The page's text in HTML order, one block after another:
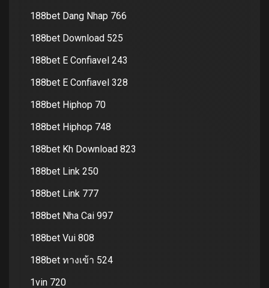
188bet Dang Nhap 766
188bet Download 525
188bet E Confiavel 243
188bet E Confiavel 328
188bet Hiphop 70
188bet Hiphop 748
188bet Kh Download 823
188bet Link 250
188bet Link 777
188bet Nha Cai 997
188bet Vui 808
188bet ทางเข้า 524
1vin 720